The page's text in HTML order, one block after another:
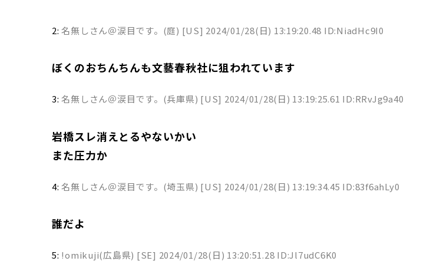
2:名無しさん＠涙目です。(庭) [US] 2024/01/28(日) 13:19:20.48 ID:NiadHc9I0
ぼくのおちんちんも文藝春秋社に狙われています
3:名無しさん＠涙目です。(兵庫県) [US] 2024/01/28(日) 13:19:25.61 ID:RRvJg9a40
岩橋スレ消えとるやないかい
また圧力か
4:名無しさん＠涙目です。(埼玉県) [US] 2024/01/28(日) 13:19:34.45 ID:83f6ahLy0
誰だよ
5: !omikuji(広島県) [SE] 2024/01/28(日) 13:20:51.28 ID:Jl7udC6K0